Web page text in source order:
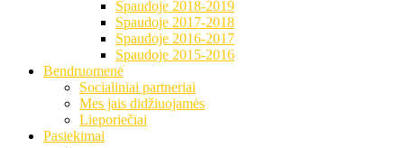
Spaudoje 2018-2019
Spaudoje 2017-2018
Spaudoje 2016-2017
Spaudoje 2015-2016
Bendruomenė
Socialiniai partneriai
Mes jais didžiuojamės
Lieporiečiai
Pasiekimai